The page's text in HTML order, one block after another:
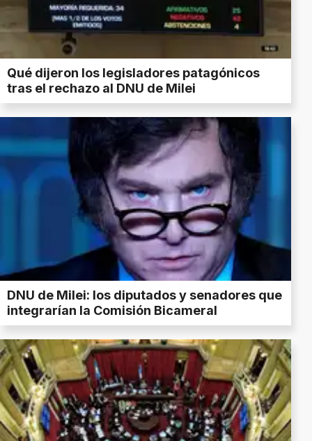
Qué dijeron los legisladores patagónicos
tras el rechazo al DNU de Milei
DNU de Milei: los diputados y senadores que
integrarían la Comisión Bicameral